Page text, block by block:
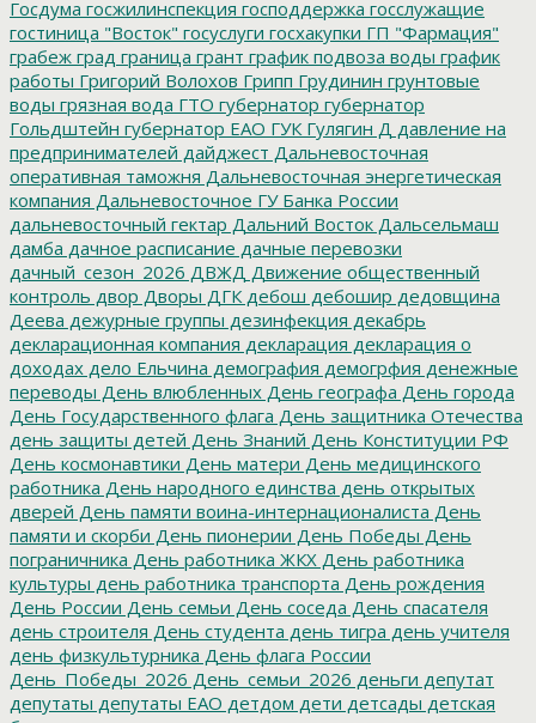
Госдума госжилинспекция господдержка госслужащие
гостиница "Восток" госуслуги госхакупки ГП "Фармация"
грабеж град граница грант график подвоза воды график
работы Григорий Волохов Грипп Грудинин грунтовые
воды грязная вода ГТО губернатор губернатор
Гольдштейн губернатор ЕАО ГУК Гулягин Д давление на
предпринимателей дайджест Дальневосточная
оперативная таможня Дальневосточная энергетическая
компания Дальневосточное ГУ Банка России
дальневосточный гектар Дальний Восток Дальсельмаш
дамба дачное расписание дачные перевозки
дачный_сезон_2026 ДВЖД Движение общественный
контроль двор Дворы ДГК дебош дебошир дедовщина
Деева дежурные группы дезинфекция декабрь
декларационная компания декларация декларация о
доходах дело Ельчина демография демогрфия денежные
переводы День влюбленных День географа День города
День Государственного флага День защитника Отечества
день защиты детей День Знаний День Конституции РФ
День космонавтики День матери День медицинского
работника День народного единства день открытых
дверей День памяти воина-интернационалиста День
памяти и скорби День пионерии День Победы День
пограничника День работника ЖКХ День работника
культуры день работника транспорта День рождения
День России День семьи День соседа День спасателя
день строителя День студента день тигра день учителя
день физкультурника День флага России
День_Победы_2026 День_семьи_2026 деньги депутат
депутаты депутаты ЕАО детдом дети детсады детская